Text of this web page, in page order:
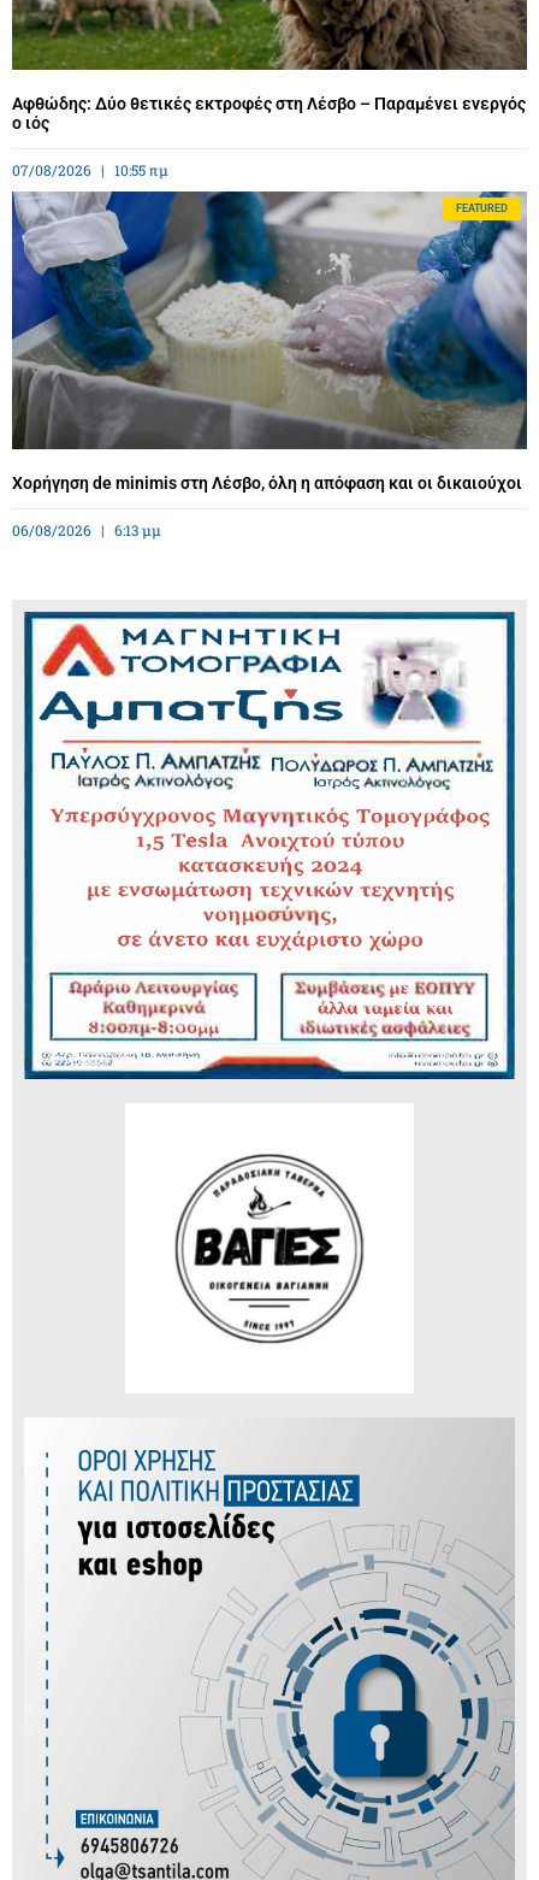
Αφθώδης: Δύο θετικές εκτροφές στη Λέσβο – Παραμένει ενεργός
ο ιός
07/08/2026 10:55 πμ
FEATURED
Χορήγηση de minimis στη Λέσβο, όλη η απόφαση και οι δικαιούχοι
06/08/2026 6:13 μμ